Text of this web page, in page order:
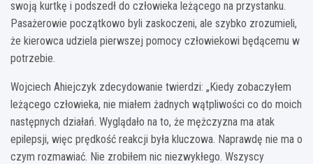
swoją kurtkę i podszedł do człowieka leżącego na przystanku.
Pasażerowie początkowo byli zaskoczeni, ale szybko zrozumieli,
że kierowca udziela pierwszej pomocy człowiekowi będącemu w
potrzebie.
Wojciech Ahiejczyk zdecydowanie twierdzi: „Kiedy zobaczyłem
leżącego człowieka, nie miałem żadnych wątpliwości co do moich
następnych działań. Wyglądało na to, że mężczyzna ma atak
epilepsji, więc prędkość reakcji była kluczowa. Naprawdę nie ma o
czym rozmawiać. Nie zrobiłem nic niezwykłego. Wszyscy